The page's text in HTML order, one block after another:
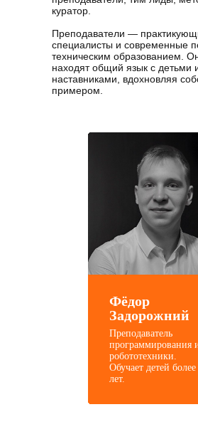
куратор.
Преподаватели —
специалисты и современные
техническим образованием.
находят общий язык с детьми
наставниками, вдохновляя
примером.
Фёдор
Задорожний
Преподаватель
программирования
робототехники.
Обучает детей
лет.